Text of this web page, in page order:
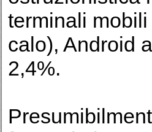
terminali
calo), Android
2,4%.